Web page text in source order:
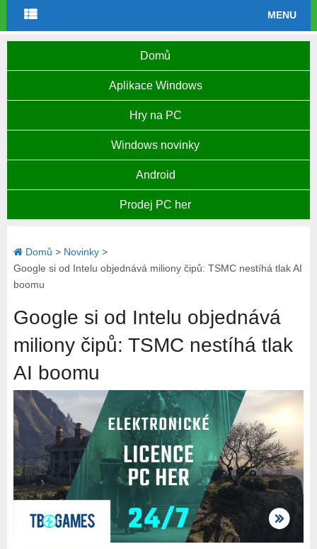
MENU
Domů
Aplikace Windows
Hry na PC
Windows novinky
Android
Prodej PC her
Domů > Novinky>
Google si od Intelu objednává miliony čipů: TSMC nestíhá tlak AI
boomu
Google si od Intelu objednává
miliony čipů: TSMC nestíhá tlak
AI boomu